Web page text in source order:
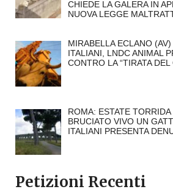
CHIEDE LA GALERA IN
NUOVA LEGGE
MIRABELLA ECLANO
ITALIANI, LNDC ANIMAL
CONTRO LA “TIRATA
ROMA: ESTATE TORRIDA
BRUCIATO VIVO UN
ITALIANI PRESENTA
Petizioni Recenti